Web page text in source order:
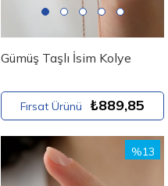
Gümüş Taşlı İsim Kolye
Fırsat Ürünü ₺889,85
%13